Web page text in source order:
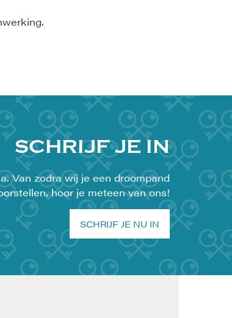
SCHRIJF JE IN
Van zodra wij je een droompand
hoor je meteen van ons!
SCHRIJF JE NU IN